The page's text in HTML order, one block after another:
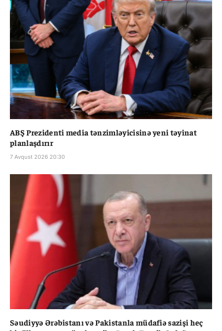
ABŞ Prezidenti media tənzimləyicisinə yeni təyinat
planlaşdırır
7 Avqust 2026 20:30
Səudiyyə Ərəbistanı və Pakistanla müdafiə sazişi heç